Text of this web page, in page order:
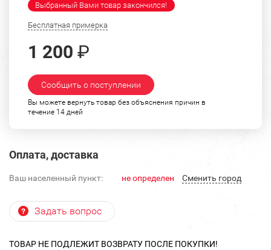
Выбранный Вами товар закончился!
Бесплатная примерка
1 200 ₽
Сообщить о поступлении
Вы можете вернуть товар без объяснения причин в
течение 14 дней
Оплата, доставка
Ваш населенный пункт: не определен Cменить город
Задать вопрос
ТОВАР НЕ ПОДЛЕЖИТ ВОЗВРАТУ ПОСЛЕ ПОКУПКИ!